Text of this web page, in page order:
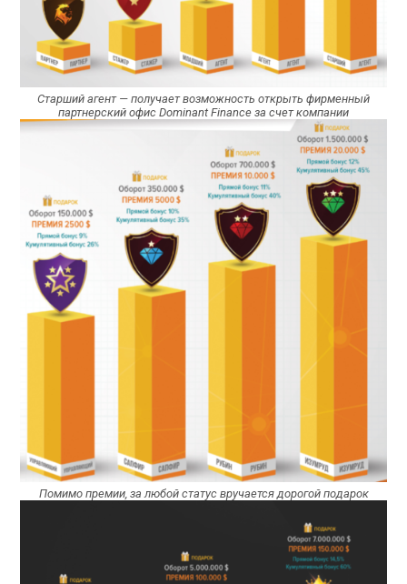
Старший агент — получает возможность открыть фирменный
партнерский офис Dominant Finance за счет компании
Помимо премии, за любой статус вручается дорогой подарок